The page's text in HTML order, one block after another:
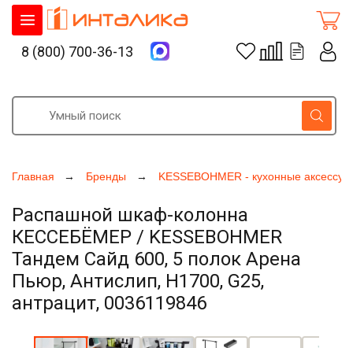
Главная Бренды KESSEBOHMER - кухонные
Распашной шкаф-колонна
КЕССЕБЁМЕР / KESSEBOHMER
Тандем Сайд 600, 5 полок Арена
Пьюр, Антислип, H1700, G25,
антрацит, 0036119846
8 (800) 700-36-13